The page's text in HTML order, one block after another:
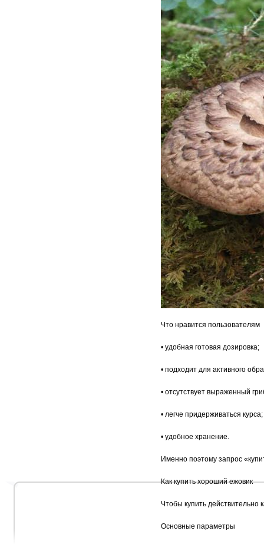
Что нравится пользователям
• удобная готовая дозировка;
• подходит для активного
• отсутствует выраженный
• легче придерживаться курса;
• удобное хранение.
Именно поэтому запрос
Как купить хороший ежовик
Чтобы купить действительно
Основные параметры